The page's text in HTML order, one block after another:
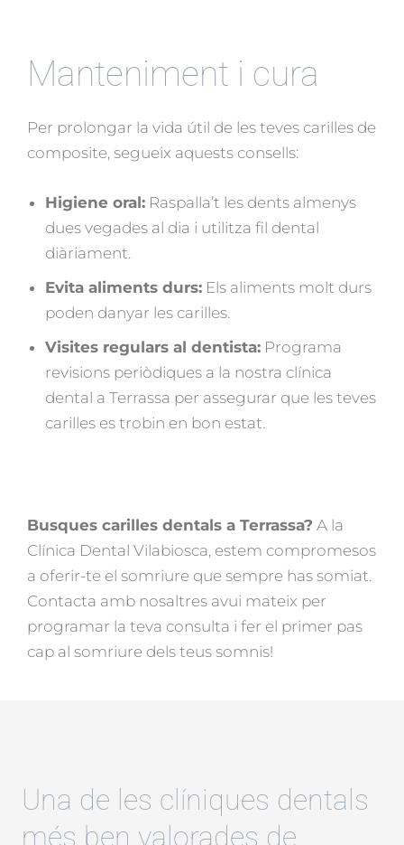
Manteniment i cura
Per prolongar la vida útil de les teves carilles de
composite, segueix aquests consells:
Higiene oral: Raspalla’t les dents almenys
dues vegades al dia i utilitza fil dental
diàriament.
Evita aliments durs: Els aliments molt durs
poden danyar les carilles.
Visites regulars al dentista: Programa
revisions periòdiques a la nostra clínica
dental a Terrassa per assegurar que les teves
carilles es trobin en bon estat.
Busques carilles dentals a Terrassa? A la
Clínica Dental Vilabiosca, estem compromesos
a oferir-te el somriure que sempre has somiat.
Contacta amb nosaltres avui mateix per
programar la teva consulta i fer el primer pas
cap al somriure dels teus somnis!
Una de les clíniques dentals
més ben valorades de